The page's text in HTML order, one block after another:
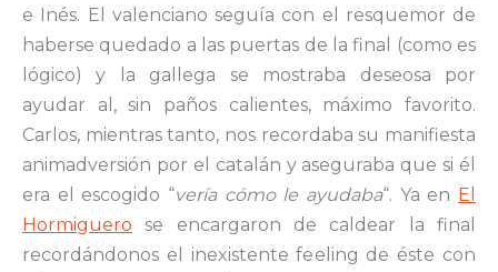
e Inés. El valenciano seguía con el resquemor de
haberse quedado a las puertas de la final (como es
lógico) y la gallega se mostraba deseosa por
ayudar al, sin paños calientes, máximo favorito.
Carlos, mientras tanto, nos recordaba su manifiesta
animadversión por el catalán y aseguraba que si él
era el escogido “vería cómo le ayudaba“. Ya en El
Hormiguero se encargaron de caldear la final
recordándonos el inexistente feeling de éste con